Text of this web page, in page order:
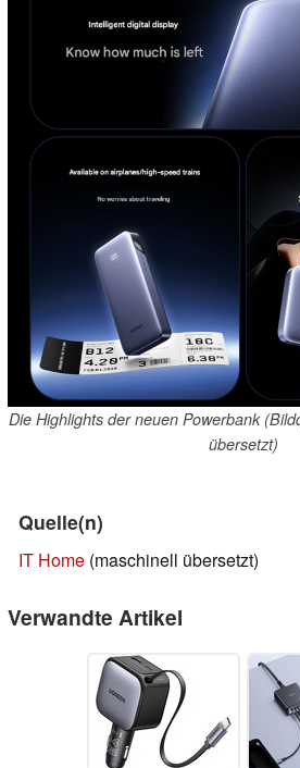
Die Highlights der neuen Powerbank
übersetzt)
Quelle(n)
IT Home (maschinell übersetzt)
Verwandte Artikel